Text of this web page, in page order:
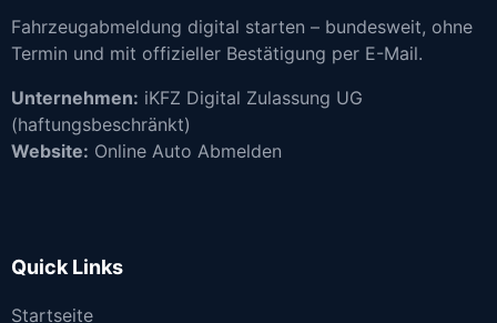
Fahrzeugabmeldung digital starten – bundesweit, ohne
Termin und mit offizieller Bestätigung per E-Mail.
Unternehmen: iKFZ Digital Zulassung UG
(haftungsbeschränkt)
Website: Online Auto Abmelden
Quick Links
Startseite